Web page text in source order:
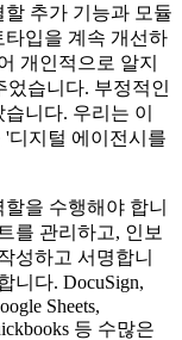
추가 기능과 모듈
입을 계속 개선하
개인적으로 알지
었습니다. 부정적인
니다. 우리는 이
디지털 에이전시를
을 수행해야 합니
를 관리하고, 인보
성하고 서명합니
니다. DocuSign,
Sheets,
등 수많은